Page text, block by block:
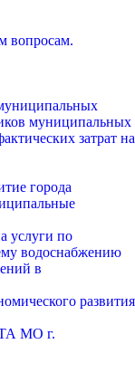
вопросам.
муниципальных
затрат на
города
услуги по
водоснабжению
в
развития
МО г.